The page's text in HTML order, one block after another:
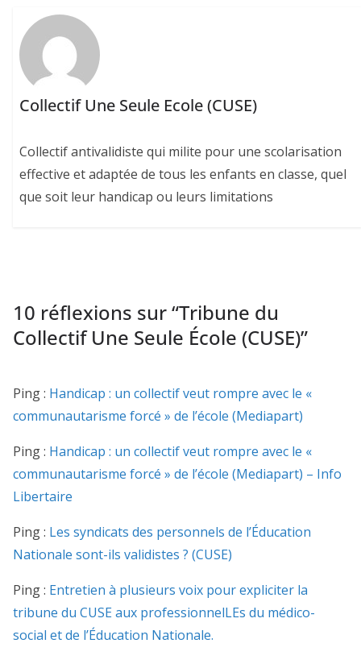
Collectif Une Seule Ecole (CUSE)
Collectif antivalidiste qui milite pour une scolarisation
effective et adaptée de tous les enfants en classe, quel
que soit leur handicap ou leurs limitations
10 réflexions sur “Tribune du
Collectif Une Seule École (CUSE)”
Ping : Handicap : un collectif veut rompre avec le «
communautarisme forcé » de l’école (Mediapart)
Ping : Handicap : un collectif veut rompre avec le «
communautarisme forcé » de l’école (Mediapart) – Info
Libertaire
Ping : Les syndicats des personnels de l’Éducation
Nationale sont-ils validistes ? (CUSE)
Ping : Entretien à plusieurs voix pour expliciter la
tribune du CUSE aux professionnelLEs du médico-
social et de l’Éducation Nationale.